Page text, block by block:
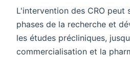
L'intervention des CRO peut
phases de la recherche et
les études précliniques,
commercialisation et la